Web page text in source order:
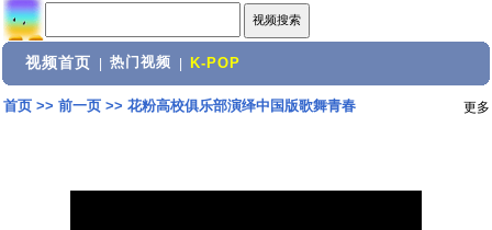
视频首页 热门视频 K-POP
首页>> 前一页>> 花粉高校俱乐部演绎中国版歌舞青春 更多